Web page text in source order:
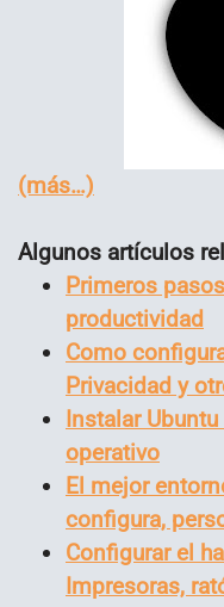
(más…)
Algunos artículos
Primeros
productividad
Como
Privacidad y
Instalar
operativo
El mejor
configura,
Configurar el
Impresoras,